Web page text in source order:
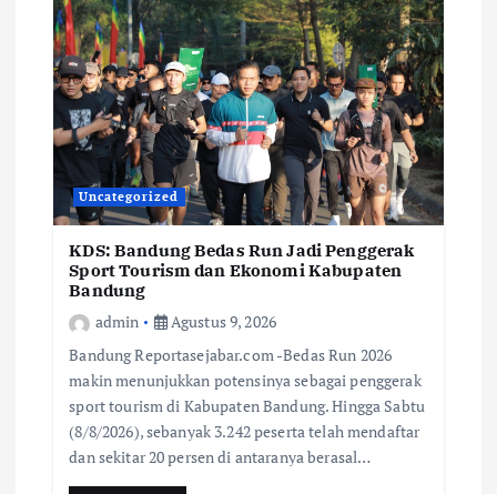
Uncategorized
KDS: Bandung Bedas Run Jadi Penggerak
Sport Tourism dan Ekonomi Kabupaten
Bandung
admin
Agustus 9, 2026
Bandung Reportasejabar.com -Bedas Run 2026
makin menunjukkan potensinya sebagai penggerak
sport tourism di Kabupaten Bandung. Hingga Sabtu
(8/8/2026), sebanyak 3.242 peserta telah mendaftar
dan sekitar 20 persen di antaranya berasal…